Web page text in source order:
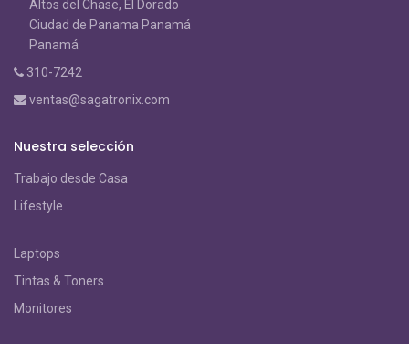
Altos del Chase, El Dorado
Ciudad de Panama Panamá
Panamá
310-7242
ventas@sagatronix.com
Nuestra selección
Trabajo desde Casa
Lifestyle
Laptops
Tintas & Toners
Monitores